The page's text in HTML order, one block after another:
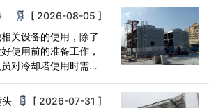
[ 2026-08-05 ]
关设备的使用，除了
使用前的准备工作，
对冷却塔使用时需要
头
[ 2026-07-31 ]